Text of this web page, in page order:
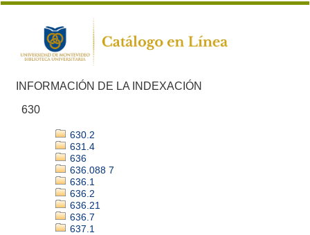
INFORMACIÓN DE LA INDEXACIÓN
630
630.2
631.4
636
636.088 7
636.1
636.2
636.21
636.7
637.1